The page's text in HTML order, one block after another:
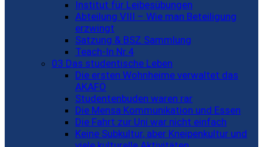
Institut für Leibesübungen
Abteilung VIII – Wie man Beteiligung
erzwingt
Satzung & BSZ Sammlung
Teach-In Nr.4
03 Das studentische Leben
Die ersten Wohnheime verwaltet das
AKAFÖ
Studentenbuden waren rar
Die Mensa Kommunikation und Essen
Die Fahrt zur Uni war nicht einfach
Keine Subkultur, aber Kneipenkultur und